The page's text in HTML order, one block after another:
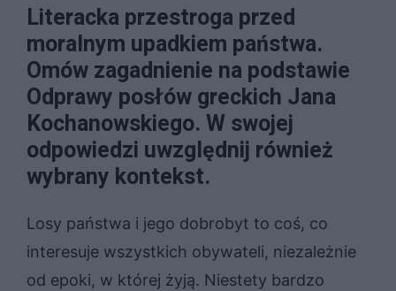
Literacka przestroga przed
moralnym upadkiem państwa.
Omów zagadnienie na podstawie
Odprawy posłów greckich Jana
Kochanowskiego. W swojej
odpowiedzi uwzględnij również
wybrany kontekst.
Losy państwa i jego dobrobyt to coś, co
interesuje wszystkich obywateli, niezależnie
od epoki, w której żyją. Niestety bardzo